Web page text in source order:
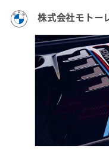
株式会社モトー